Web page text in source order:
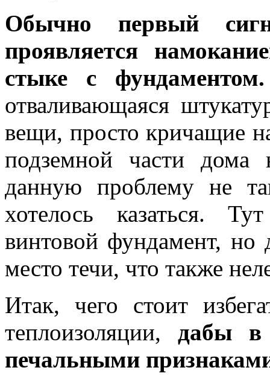
Обычно первый
проявляется
стыке с фундаментом.
отваливающаяся
вещи, просто кричащие
подземной части дома
данную проблему не
хотелось казаться.
винтовой фундамент,
место течи, что также
Итак, чего стоит
теплоизоляции,дабы в
печальными